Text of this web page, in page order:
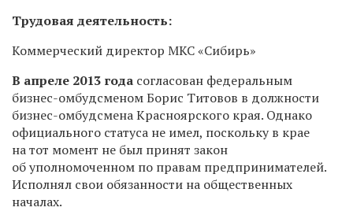
Трудовая деятельность:
Коммерческий директор МКС «Сибирь»
В апреле 2013 года согласован федеральным
бизнес-омбудсменом Борис Титовов в должности
бизнес-омбудсмена Красноярского края. Однако
официального статуса не имел, поскольку в крае
на тот момент не был принят закон
об уполномоченном по правам предпринимателей.
Исполнял свои обязанности на общественных
началах.